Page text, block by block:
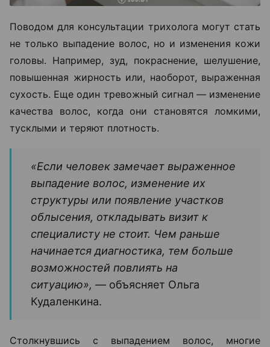
Поводом для консультации трихолога могут стать
не только выпадение волос, но и изменения кожи
головы. Например, зуд, покраснение, шелушение,
повышенная жирность или, наоборот, выраженная
сухость. Еще один тревожный сигнал — изменение
качества волос, когда они становятся ломкими,
тусклыми и теряют плотность.
«Если человек замечает выраженное
выпадение волос, изменение их
структуры или появление участков
облысения, откладывать визит к
специалисту не стоит. Чем раньше
начинается диагностика, тем больше
возможностей повлиять на
ситуацию», — объясняет Ольга
Кудаленкина.
Столкнувшись с выпадением волос, многие